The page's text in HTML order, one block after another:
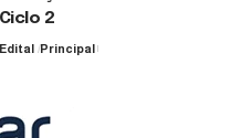
2
Principal